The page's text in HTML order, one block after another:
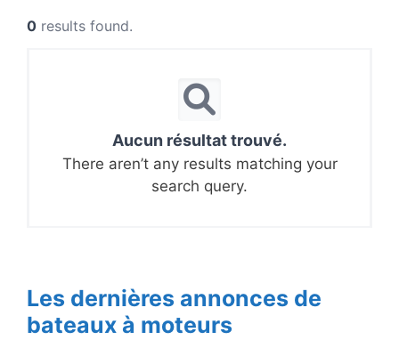
0 results found.
Aucun résultat trouvé.
There aren’t any results matching your
search query.
Les dernières annonces de
bateaux à moteurs